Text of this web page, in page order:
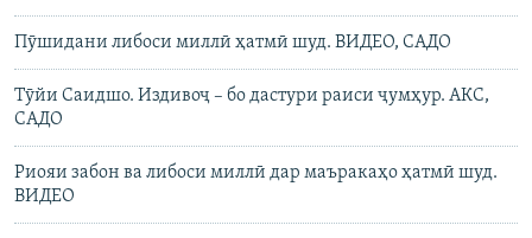
Пӯшидани либоси миллӣ ҳатмӣ шуд. ВИДЕО, САДО
Тӯйи Саидшо. Издивоҷ – бо дастури раиси ҷумҳур. АКС,
САДО
Риояи забон ва либоси миллӣ дар маъракаҳо ҳатмӣ шуд.
ВИДЕО